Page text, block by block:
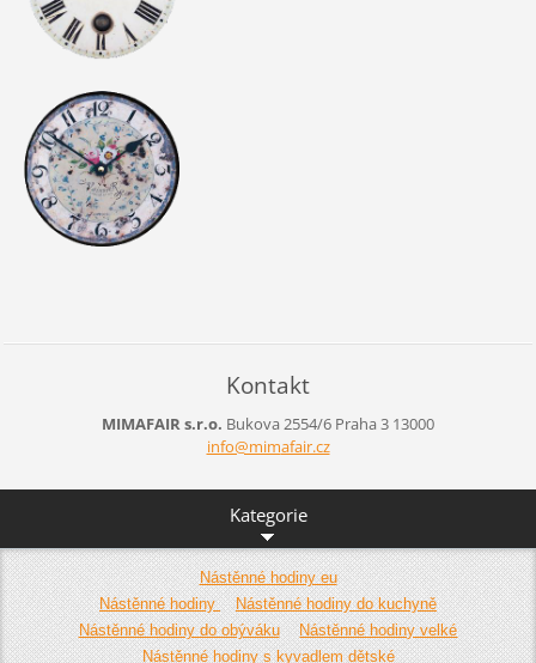
Kontakt
MIMAFAIR s.r.o. Bukova 2554/6 Praha 3 13000
info@mimafair.cz
Kategorie
Nástěnné hodiny eu
Nástěnné hodiny
Nástěnné hodiny do kuchyně
Nástěnné hodiny do obýváku
Nástěnné hodiny velké
Nástěnné hodiny s kyvadlem dětské